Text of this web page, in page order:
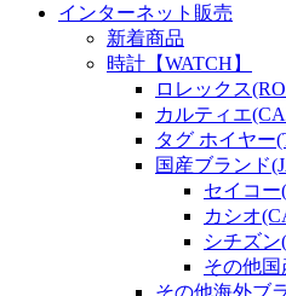
インターネット販売
新着商品
時計【WATCH】
ロレックス
カルティエ
タグ ホイヤー
国産ブランド
セイコー
カシオ
シチズ
その他
その他海外ブ